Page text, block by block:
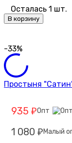
Осталась 1 шт.
В корзину
-33%
Простыня
935 ₽Опт
1 080 ₽ Малый